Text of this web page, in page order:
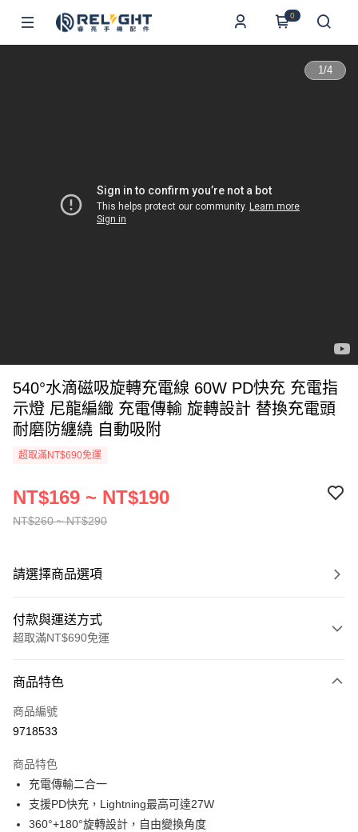
0
1/4
540°水滴磁吸旋轉充電線 60W PD快充 充電指
示燈 尼龍編織 充電傳輸 旋轉設計 替換充電頭
耐磨防纏繞 自動吸附
超取滿NT$690免運
NT$260 ~ NT$290
NT$169 ~ NT$190
請選擇商品選項
付款與運送方式
超取滿NT$690免運
信用卡一次付款
超商取貨付款
Apple Pay
街口支付
商品特色
商品編號
9718533
商品特色
充電傳輸二合一
支援PD快充，Lightning最高可達27W
360°+180°旋轉設計，自由變換角度